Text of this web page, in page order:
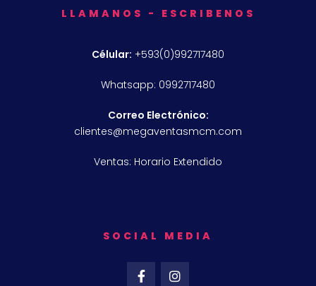
LLAMANOS - ESCRIBENOS
Célular: +593(0)992717480
Whatsapp: 0992717480
Correo Electrónico:
clientes@megaventasmcm.com
Ventas: Horario Extendido
SOCIAL MEDIA